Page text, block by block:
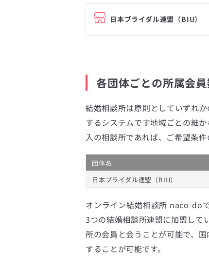
日本ブライダル連盟（BIU）
各団体ごとの所属会
結婚相談所は原則としていずれ
するシステムです地域ごとの細
入の相談所であれば、ご希望条
団体名
日本ブライダル連盟（BIU）
オンライン結婚相談所 naco-do
3つの結婚相談所連盟に加盟して
所の会員と会うことが可能で、
することが可能です。